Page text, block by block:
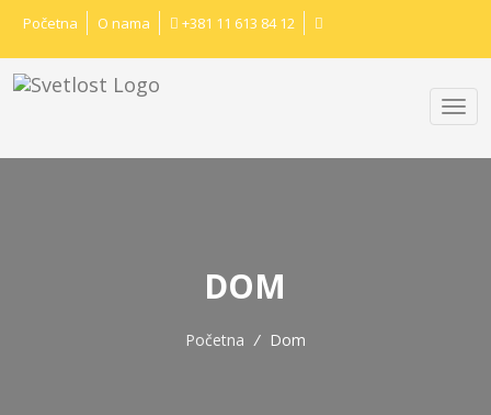
Početna O nama +381 11 613 84 12
DOM
Početna / Dom